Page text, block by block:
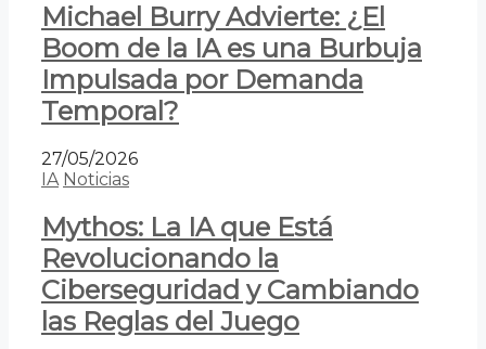
Michael Burry Advierte: ¿El
Boom de la IA es una Burbuja
Impulsada por Demanda
Temporal?
27/05/2026
IA Noticias
Mythos: La IA que Está
Revolucionando la
Ciberseguridad y Cambiando
las Reglas del Juego